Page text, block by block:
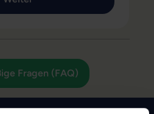
Fragen (FAQ)